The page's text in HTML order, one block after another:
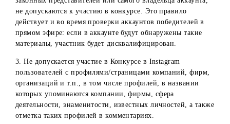
Требования к выполнению условий участниками
1. Для участия в Конкурсе участники должны корректно
выполнить все условия Конкурса.
2. Аккаунты участников Конкурса в Instagram должны
открыты на момент проведения конкурса: не скрыты для
других пользователей за все время проведения
выявления победителей; активны (иметь публикации,
фотографии и/или видео в ленте новостей); иметь
подписки и подписчиков (для исключения конкурсных